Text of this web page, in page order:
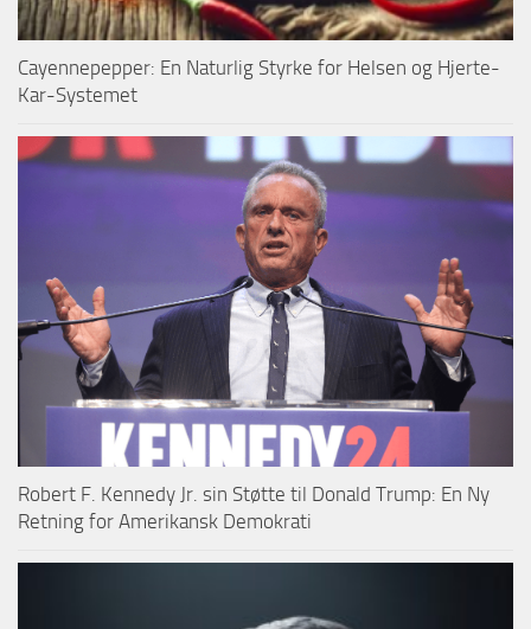
Cayennepepper: En Naturlig Styrke for Helsen og Hjerte-
Kar-Systemet
Robert F. Kennedy Jr. sin Støtte til Donald Trump: En Ny
Retning for Amerikansk Demokrati